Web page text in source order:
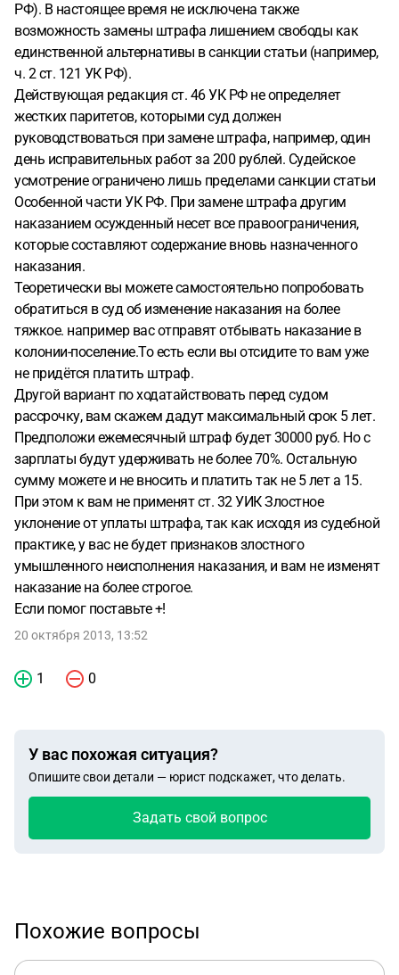
РФ). В настоящее время не исключена также
возможность замены штрафа лишением свободы как
единственной альтернативы в санкции статьи (например,
ч. 2 ст. 121 УК РФ).
Действующая редакция ст. 46 УК РФ не определяет
жестких паритетов, которыми суд должен
руководствоваться при замене штрафа, например, один
день исправительных работ за 200 рублей. Судейское
усмотрение ограничено лишь пределами санкции статьи
Особенной части УК РФ. При замене штрафа другим
наказанием осужденный несет все правоограничения,
которые составляют содержание вновь назначенного
наказания.
Теоретически вы можете самостоятельно попробовать
обратиться в суд об изменение наказания на более
тяжкое. например вас отправят отбывать наказание в
колонии-поселение.То есть если вы отсидите то вам уже
не придётся платить штраф.
Другой вариант по ходатайствовать перед судом
рассрочку, вам скажем дадут максимальный срок 5 лет.
Предположи ежемесячный штраф будет 30000 руб. Но с
зарплаты будут удерживать не более 70%. Остальную
сумму можете и не вносить и платить так не 5 лет а 15.
При этом к вам не применят ст. 32 УИК Злостное
уклонение от уплаты штрафа, так как исходя из судебной
практике, у вас не будет признаков злостного
умышленного неисполнения наказания, и вам не изменят
наказание на более строгое.
Если помог поставьте +!
20 октября 2013, 13:52
1 0
У вас похожая ситуация?
Опишите свои детали — юрист подскажет, что делать.
Задать свой вопрос
Похожие вопросы